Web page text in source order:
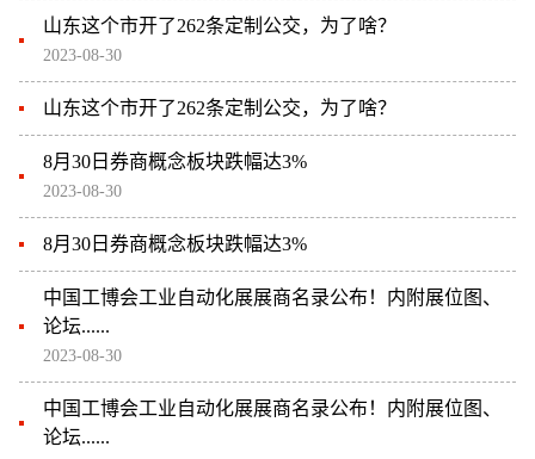
山东这个市开了262条定制公交，为了啥？
2023-08-30
山东这个市开了262条定制公交，为了啥？
8月30日券商概念板块跌幅达3%
2023-08-30
8月30日券商概念板块跌幅达3%
中国工博会工业自动化展展商名录公布！内附展位图、
论坛......
2023-08-30
中国工博会工业自动化展展商名录公布！内附展位图、
论坛......